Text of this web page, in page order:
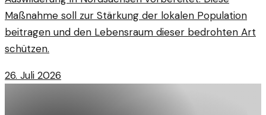
Maßnahme soll zur Stärkung der lokalen Population
beitragen und den Lebensraum dieser bedrohten Art
schützen.
26. Juli 2026